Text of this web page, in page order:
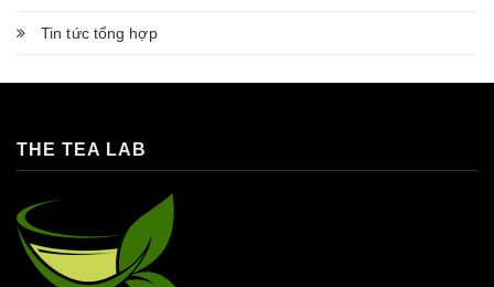
Tin tức tổng hợp
THE TEA LAB